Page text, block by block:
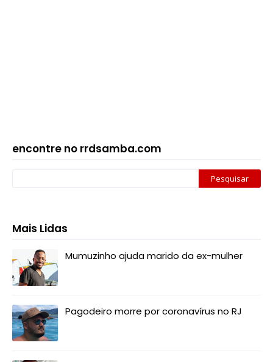
encontre no rrdsamba.com
Mais Lidas
Mumuzinho ajuda marido da ex-mulher
Pagodeiro morre por coronavírus no RJ